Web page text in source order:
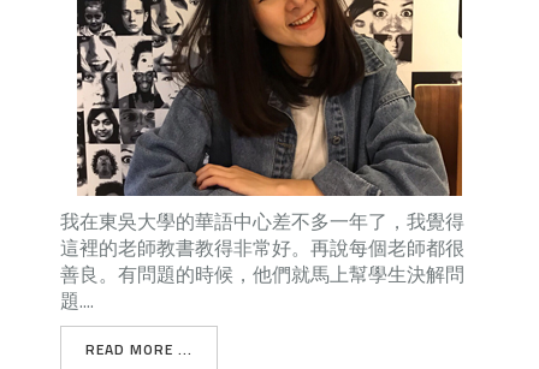
我在東吳大學的華語中心差不多一年了，我覺得
這裡的老師教書教得非常好。再說每個老師都很
善良。有問題的時候，他們就馬上幫學生決解問
題....
READ MORE ...